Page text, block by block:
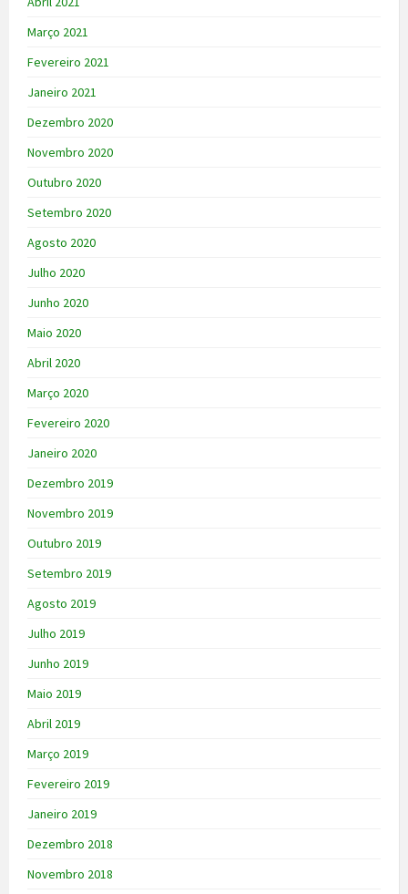
Março 2021
Fevereiro 2021
Janeiro 2021
Dezembro 2020
Novembro 2020
Outubro 2020
Setembro 2020
Agosto 2020
Julho 2020
Junho 2020
Maio 2020
Abril 2020
Março 2020
Fevereiro 2020
Janeiro 2020
Dezembro 2019
Novembro 2019
Outubro 2019
Setembro 2019
Agosto 2019
Julho 2019
Junho 2019
Maio 2019
Abril 2019
Março 2019
Fevereiro 2019
Janeiro 2019
Dezembro 2018
Novembro 2018